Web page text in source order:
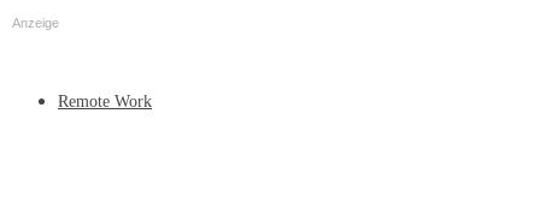
Remote Work
Anzeige